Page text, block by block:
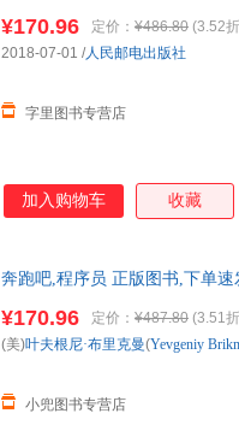
为行业高手 ·如何成为掌握自己
去创业 ·如何避开创业路上的
¥170.96 定价： ¥486.80 (3.52
字里图书专营店
2018-07-01 /人民邮电出版社
加入购物车 收藏
奔跑吧,程序员 正版图书,下单速
¥170.96 定价： ¥487.80 (3.51
小兜图书专营店
(美)叶夫根尼·布里克曼(Yevgeniy